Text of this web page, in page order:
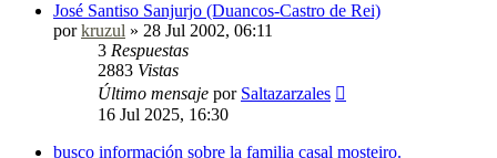
José Santiso Sanjurjo (Duancos-Castro de Rei)
porkruzul » 28 Jul 2002, 06:11
3 Respuestas
2883 Vistas
Último mensaje por Saltazarzales
16 Jul 2025, 16:30
busco información sobre la familia casal mosteiro.